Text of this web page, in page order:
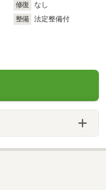
修復
なし
整備
法定整備付